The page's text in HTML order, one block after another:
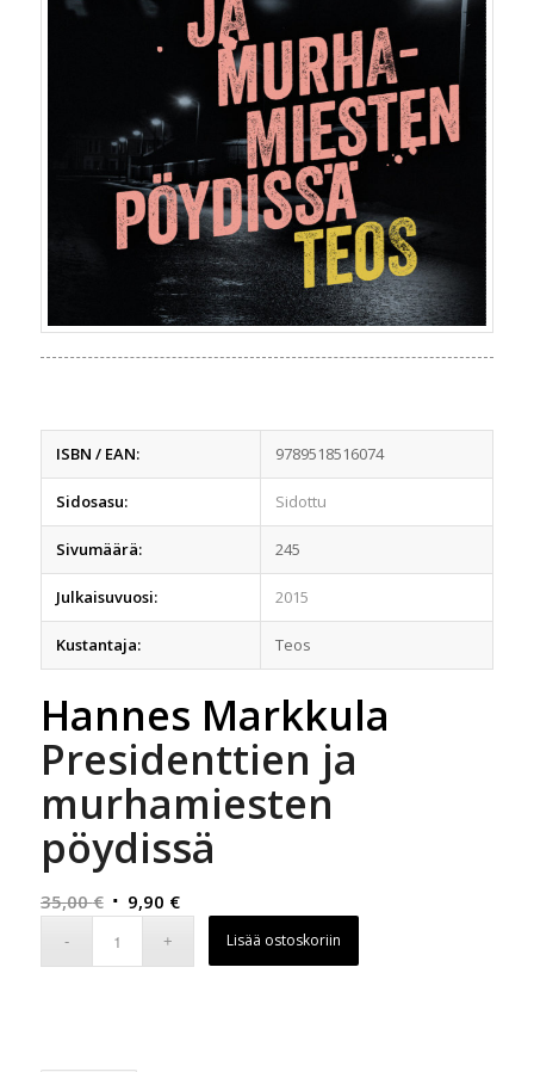
ISBN / EAN: 9789518516074
Sidosasu: Sidottu
Sivumäärä: 245
Julkaisuvuosi: 2015
Kustantaja: Teos
Hannes Markkula
Presidenttien ja
murhamiesten
pöydissä
35,00€ Alkuperäinen
9,90 €Nykyinen
Lisää ostoskoriin